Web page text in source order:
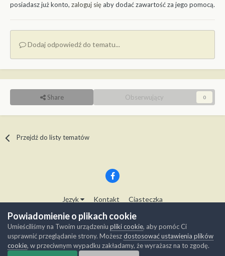
posiadasz już konto, zaloguj sięaby dodać zawartość za jego pomocą.
Dodaj odpowiedź do tematu...
Share Obserwujący 0
Przejdź do listy tematów
Język Kontakt Ciasteczka
Copyright © Modelwork.pl
Powered by Invision Community
Powiadomienie o plikach cookie
Umieściliśmy na Twoim urządzeniu pliki cookie, aby pomóc Ci
usprawnić przeglądanie strony. Możeszdostosować ustawienia plików
cookie, w przeciwnym wypadku zakładamy, że wyrażasz na to zgodę.